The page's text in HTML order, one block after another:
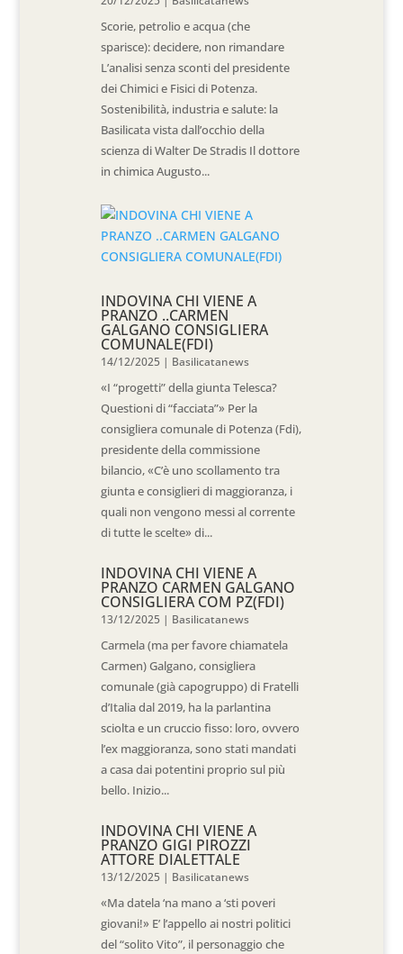
Scorie, petrolio e acqua (che
sparisce): decidere, non rimandare
L’analisi senza sconti del presidente
dei Chimici e Fisici di Potenza.
Sostenibilità, industria e salute: la
Basilicata vista dall’occhio della
scienza di Walter De Stradis Il dottore
in chimica Augusto...
INDOVINA CHI VIENE A
PRANZO ..CARMEN
GALGANO CONSIGLIERA
COMUNALE(FDI)
14/12/2025 | Basilicatanews
«I “progetti” della giunta Telesca?
Questioni di “facciata”» Per la
consigliera comunale di Potenza (Fdi),
presidente della commissione
bilancio, «C’è uno scollamento tra
giunta e consiglieri di maggioranza, i
quali non vengono messi al corrente
di tutte le scelte» di...
INDOVINA CHI VIENE A
PRANZO CARMEN GALGANO
CONSIGLIERA COM PZ(FDI)
13/12/2025 | Basilicatanews
Carmela (ma per favore chiamatela
Carmen) Galgano, consigliera
comunale (già capogruppo) di Fratelli
d’Italia dal 2019, ha la parlantina
sciolta e un cruccio fisso: loro, ovvero
l’ex maggioranza, sono stati mandati
a casa dai potentini proprio sul più
bello. Inizio...
INDOVINA CHI VIENE A
PRANZO GIGI PIROZZI
ATTORE DIALETTALE
13/12/2025 | Basilicatanews
«Ma datela ‘na mano a ‘sti poveri
giovani!» E’ l’appello ai nostri politici
del “solito Vito”, il personaggio che